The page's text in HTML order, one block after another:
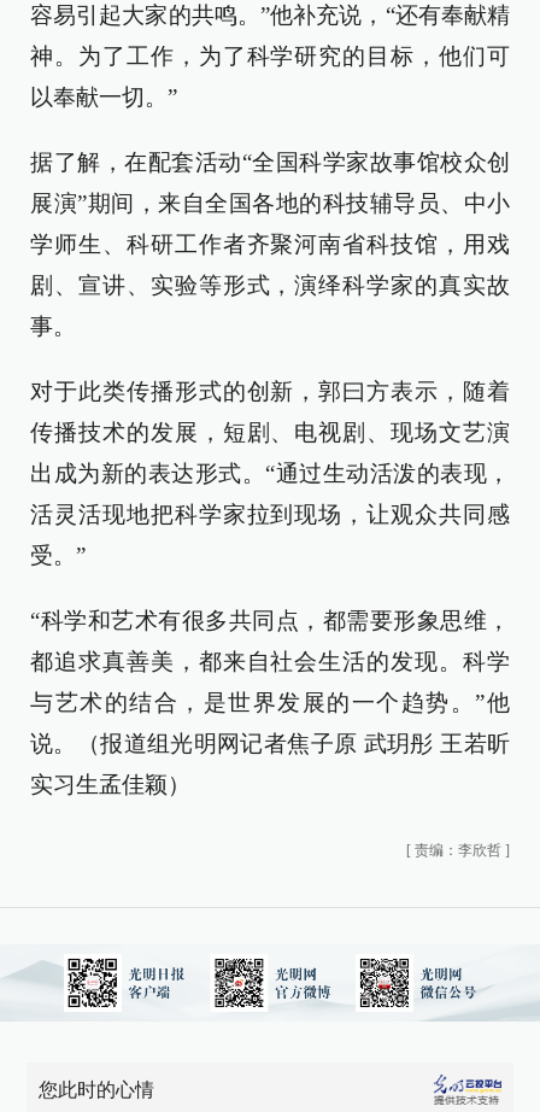
容易引起大家的共鸣。”他补充说，“还有奉献精
神。为了工作，为了科学研究的目标，他们可
以奉献一切。”
据了解，在配套活动“全国科学家故事馆校众创
展演”期间，来自全国各地的科技辅导员、中小
学师生、科研工作者齐聚河南省科技馆，用戏
剧、宣讲、实验等形式，演绎科学家的真实故
事。
对于此类传播形式的创新，郭曰方表示，随着
传播技术的发展，短剧、电视剧、现场文艺演
出成为新的表达形式。“通过生动活泼的表现，
活灵活现地把科学家拉到现场，让观众共同感
受。”
“科学和艺术有很多共同点，都需要形象思维，
都追求真善美，都来自社会生活的发现。科学
与艺术的结合，是世界发展的一个趋势。”他
说。（报道组光明网记者焦子原 武玥彤 王若昕
实习生孟佳颖）
[ 责编：李欣哲 ]
您此时的心情